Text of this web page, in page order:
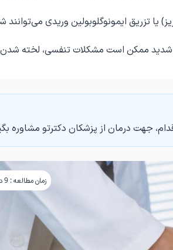
یا تزریق ایمونوگلوبولین وریدی
اما در موارد شدید ممکن است مشکلات تنفسی، لخته شدن
جهت درمان از پزشکان دکترتو مشاوره
زمان مطالعه : 9 دقیقه